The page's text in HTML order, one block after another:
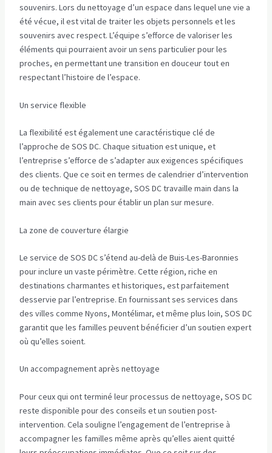
souvenirs. Lors du nettoyage d’un espace dans lequel une vie a
été vécue, il est vital de traiter les objets personnels et les
souvenirs avec respect. L’équipe s’efforce de valoriser les
éléments qui pourraient avoir un sens particulier pour les
proches, en permettant une transition en douceur tout en
respectant l’histoire de l’espace.
Un service flexible
La flexibilité est également une caractéristique clé de
l’approche de SOS DC. Chaque situation est unique, et
l’entreprise s’efforce de s’adapter aux exigences spécifiques
des clients. Que ce soit en termes de calendrier d’intervention
ou de technique de nettoyage, SOS DC travaille main dans la
main avec ses clients pour établir un plan sur mesure.
La zone de couverture élargie
Le service de SOS DC s’étend au-delà de Buis-Les-Baronnies
pour inclure un vaste périmètre. Cette région, riche en
destinations charmantes et historiques, est parfaitement
desservie par l’entreprise. En fournissant ses services dans
des villes comme Nyons, Montélimar, et même plus loin, SOS DC
garantit que les familles peuvent bénéficier d’un soutien expert
où qu’elles soient.
Un accompagnement après nettoyage
Pour ceux qui ont terminé leur processus de nettoyage, SOS DC
reste disponible pour des conseils et un soutien post-
intervention. Cela souligne l’engagement de l’entreprise à
accompagner les familles même après qu’elles aient quitté